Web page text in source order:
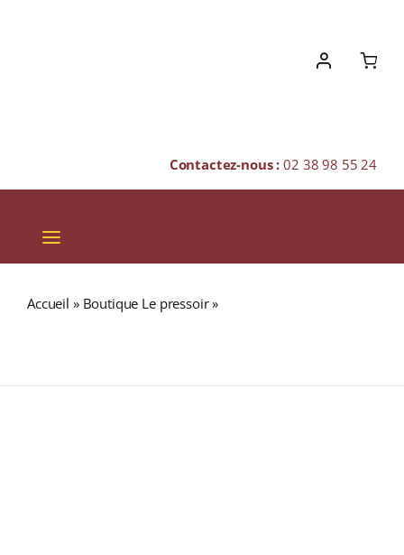
Contactez-nous :02 38 98 55 24
Toggle
Navigation
Accueil » Boutique Le pressoir»